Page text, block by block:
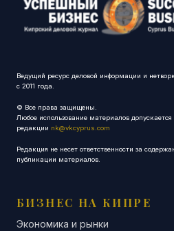
Ведущий ресурс деловой информации и
с 2011 года.
© Все права защищены.
Любое использование материалов допускается
редакции nk@vkcyprus.com
Редакция не несет ответственности за
публикации материалов.
БИЗНЕС НА КИПРЕ
Экономика и рынки